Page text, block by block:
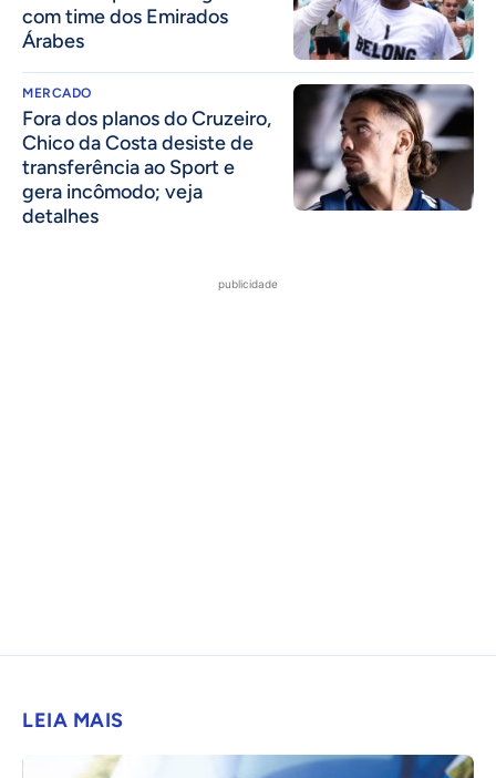
com time dos Emirados
Árabes
MERCADO
Fora dos planos do Cruzeiro,
Chico da Costa desiste de
transferência ao Sport e
gera incômodo; veja
detalhes
publicidade
LEIA MAIS